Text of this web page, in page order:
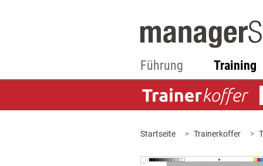
Führung Training
Startseite Trainerkoffer